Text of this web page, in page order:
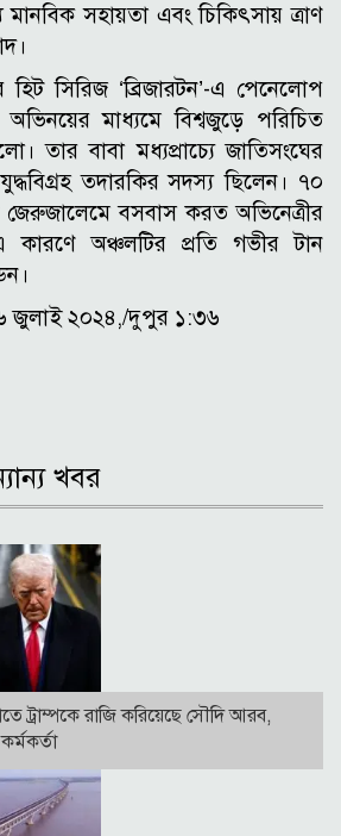
সহায়তা এবং চিকিৎসায় ত্রাণ
হিট সিরিজ ‘ব্রিজারটন’-এ পেনেলোপ
অভিনয়ের মাধ্যমে বিশ্বজুড়ে পরিচিত
তার বাবা মধ্যপ্রাচ্যে জাতিসংঘের
যুদ্ধবিগ্রহ তদারকির সদস্য ছিলেন। ৭০
বসবাস করত অভিনেত্রীর
অঞ্চলটির প্রতি গভীর টান
জুলাই ২০২৪,/দুপুর ১:৩৬
খবর
ট্রাম্পকে রাজি করিয়েছে সৌদি আরব,